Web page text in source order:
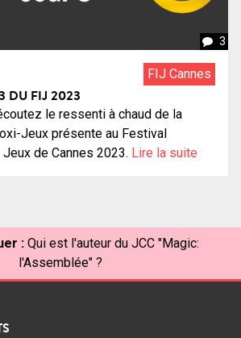
3
FIJ Cannes
DU FIJ 2023
le ressenti à chaud de la
Jeux présente au Festival
de Cannes 2023. Lire la suite
: Qui est l'auteur du JCC "Magic:
l'Assemblée" ?